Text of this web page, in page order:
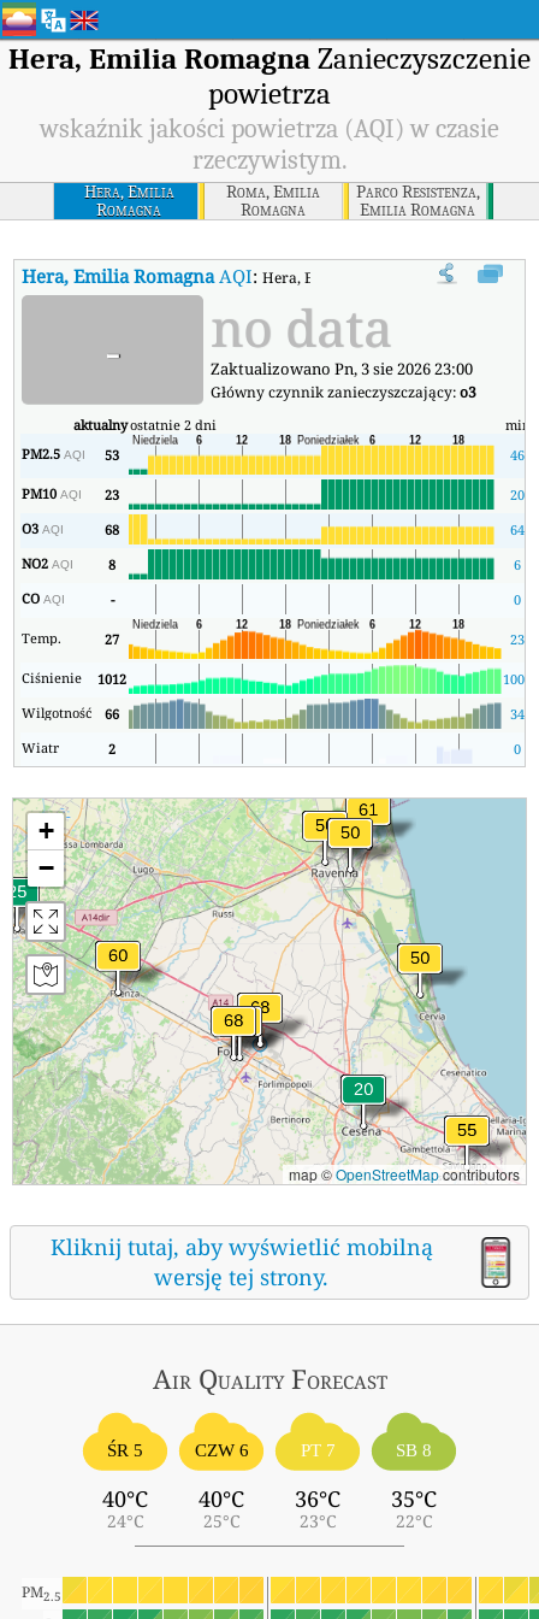
Hera, Emilia Romagna Zanieczyszczenie
powietrza
wskaźnik jakości powietrza (AQI) w czasie
rzeczywistym.
Hera, Emilia
Romagna
Roma, Emilia
Romagna
Parco Resistenza,
Emilia Romagna
Hera, Emilia RomagnaAQI:Hera, Emilia Romagna Wskaźnik
- no data
Zaktualizowano Pn, 3 sie 2026 23:00
Główny czynnik zanieczyszczający:o3
aktualnyostatnie 2 dni min
PM2.5AQI 53 46
PM10AQI 23
20
O3AQI 68
64
NO2AQI 8
6
COAQI - 0
Temp. 27 23
Ciśnienie 1012 1008
Wilgotność
66
34
Wiatr
2 0
+
−
map ©OpenStreetMapcontributors
Kliknij tutaj, aby wyświetlić mobilną
wersję tej strony.
Air QualityForecast
ŚR 5
40°C
24°C
CZW 6
40°C
25°C
PT 7
36°C
23°C
SB 8
35°C
22°C
PM2.5